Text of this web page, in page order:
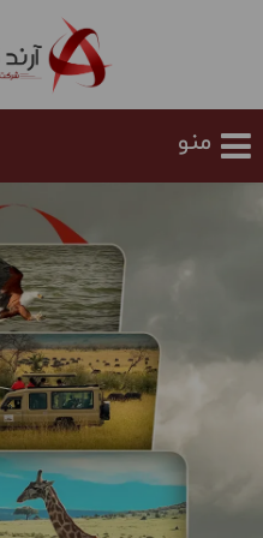
آژانس